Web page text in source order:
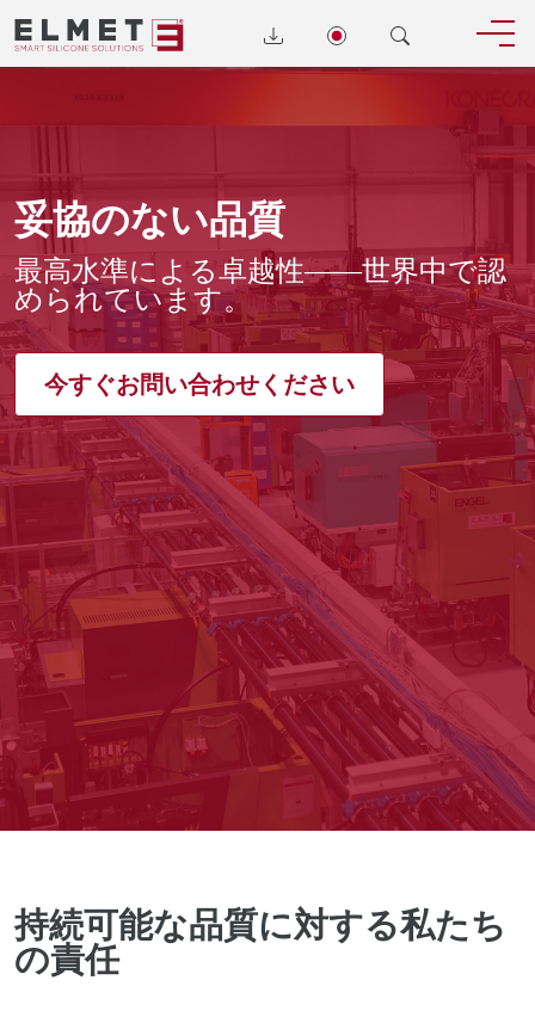
妥協のない品質
最高水準による卓越性――世界中で認
められています。
今すぐお問い合わせください
持続可能な品質に対する私たち
の責任